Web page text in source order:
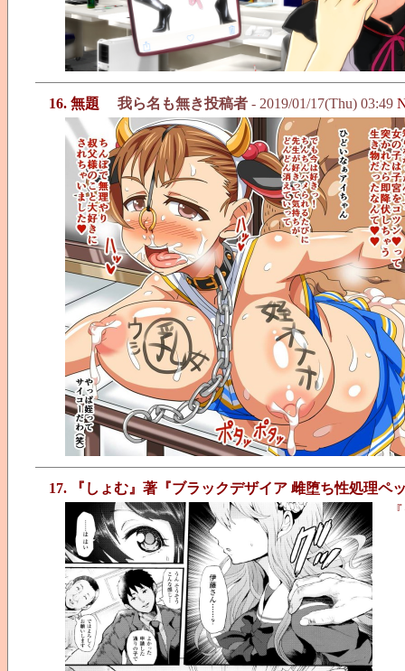
16. 無題 我ら名も無き投稿者 - 2019/01/17(Thu) 03:49
17. 『しょむ』著『ブラックデザイア 雌堕ち性処理ペ